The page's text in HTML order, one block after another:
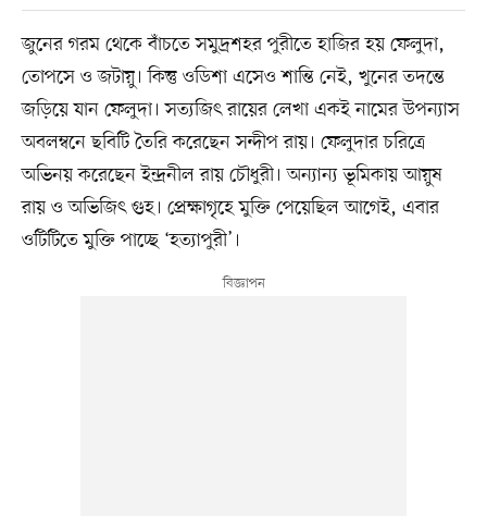
জুনের গরম থেকে বাঁচতে সমুদ্রশহর পুরীতে হাজির হয় ফেলুদা,
তোপসে ও জটায়ু। কিন্তু ওডিশা এসেও শান্তি নেই, খুনের তদন্তে
জড়িয়ে যান ফেলুদা। সত্যজিৎ রায়ের লেখা একই নামের উপন্যাস
অবলম্বনে ছবিটি তৈরি করেছেন সন্দীপ রায়। ফেলুদার চরিত্রে
অভিনয় করেছেন ইন্দ্রনীল রায় চৌধুরী। অন্যান্য ভূমিকায় আয়ুষ
রায় ও অভিজিৎ গুহ। প্রেক্ষাগৃহে মুক্তি পেয়েছিল আগেই, এবার
ওটিটিতে মুক্তি পাচ্ছে ‘হত্যাপুরী’।